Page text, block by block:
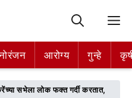
आरोग्य गुन्हे
आरोग्य गुन्हे
सभेला लोक फक्त गर्दी करतात,